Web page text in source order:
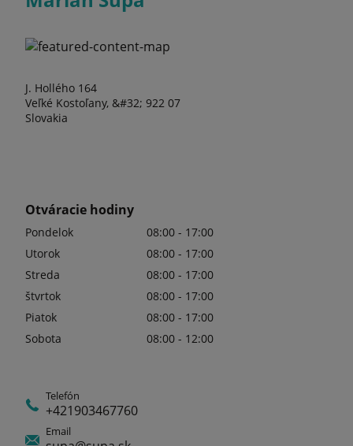
J. Hollého 164
Veľké Kostoľany, &#32; 922 07
Slovakia
Otváracie hodiny
Pondelok
08:00 - 17:00
Utorok
08:00 - 17:00
Streda
08:00 - 17:00
štvrtok
08:00 - 17:00
Piatok
08:00 - 17:00
Sobota
08:00 - 12:00
Telefón
+421903467760
Email